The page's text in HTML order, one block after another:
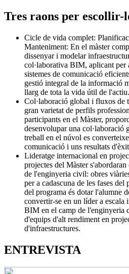
Tres raons per escollir-
Cicle de vida complet:
Manteniment: En el màster
dissenyar i modelar
col·laborativa BIM, aplicant per
sistemes de comunicació
gestió integral de la informació
llarg de tota la vida útil de l'actiu.
Col·laboració global i fluxos de
gran varietat de perfils
participants en el Màster,
desenvolupar una col·laboració
treball en el núvol es
comunicació i uns resultats
Lideratge internacional en
projectes del Màster
de l'enginyeria civil: obres
per a cadascuna de les fases
del programa és dotar l'alumne
convertir-se en un líder a
BIM en el camp de l'enginyeria
d'equips d'alt rendiment en
d'infraestructures.
ENTREVISTA